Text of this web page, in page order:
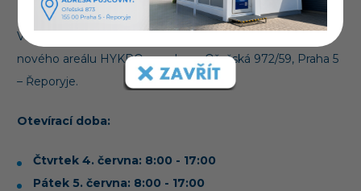
Ve dnech 4.–6. června 2026 vás srdečně zveme do
nového areálu HYKRO na adrese Ořešská 972/59, Praha 5
– Řeporyje.
Otevírací doba:
Čtvrtek 4. června: 8:00 - 17:00
Pátek 5. června: 8:00 - 17:00